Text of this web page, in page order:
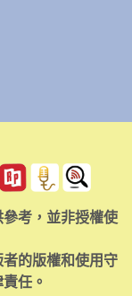
考，並非授權使
的版權和使用守
任。